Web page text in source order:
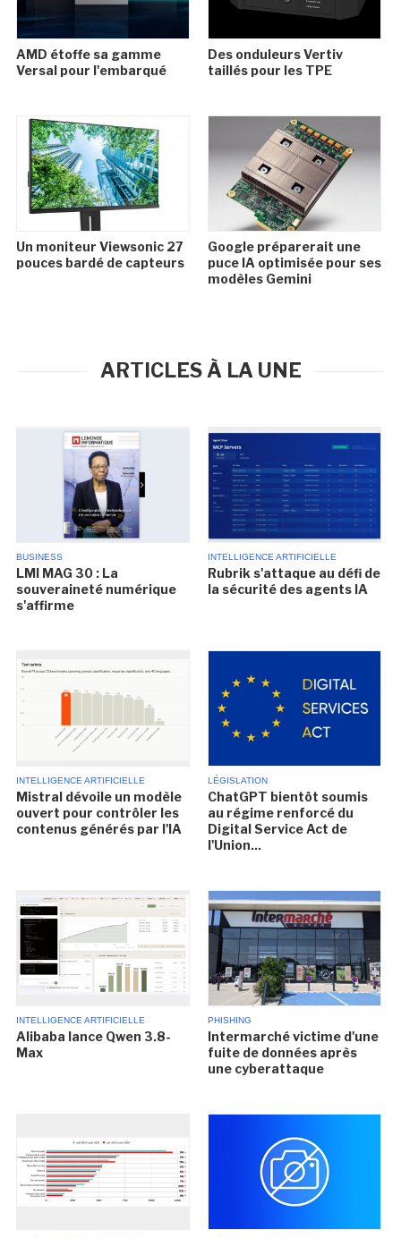
AMD étoffe sa gamme
Versal pour l'embarqué
Des onduleurs Vertiv
taillés pour les TPE
Un moniteur Viewsonic 27
pouces bardé de capteurs
Google préparerait une
puce IA optimisée pour ses
modèles Gemini
ARTICLES À LA UNE
BUSINESS
LMI MAG 30 : La
souveraineté numérique
s'affirme
INTELLIGENCE ARTIFICIELLE
Rubrik s'attaque au défi de
la sécurité des agents IA
INTELLIGENCE ARTIFICIELLE
Mistral dévoile un modèle
ouvert pour contrôler les
contenus générés par l'IA
LÉGISLATION
ChatGPT bientôt soumis
au régime renforcé du
Digital Service Act de
l'Union...
INTELLIGENCE ARTIFICIELLE
Alibaba lance Qwen 3.8-
Max
PHISHING
Intermarché victime d'une
fuite de données après
une cyberattaque